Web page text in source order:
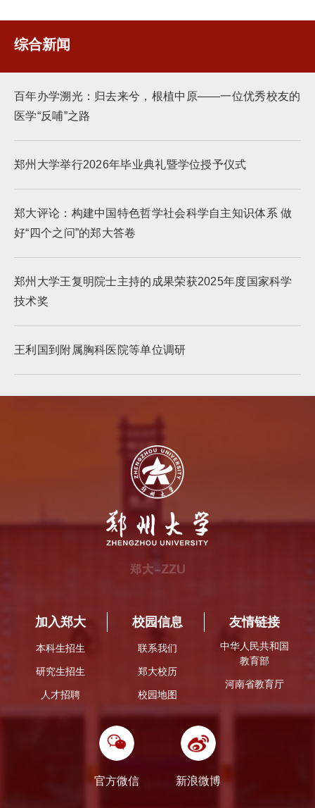
综合新闻
百年办学溯光：归去来兮，根植中原——一位优秀校友的
医学“反哺”之路
郑州大学举行2026年毕业典礼暨学位授予仪式
郑大评论：构建中国特色哲学社会科学自主知识体系 做
好“四个之问”的郑大答卷
郑州大学王复明院士主持的成果荣获2025年度国家科学
技术奖
王利国到附属胸科医院等单位调研
加入郑大
本科生招生
研究生招生
人才招聘
校园信息
联系我们
郑大校历
校园地图
友情链接
中华人民共和国
教育部
河南省教育厅
官方微信 新浪微博